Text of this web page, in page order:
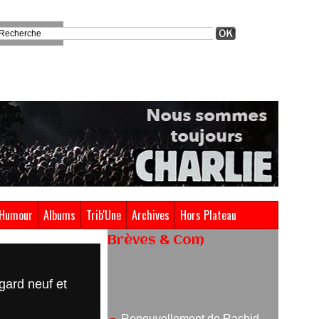
Humour Albums Trib'Une Archives Hors Plateau
neuf et
Brèves & Com
05/08/2026